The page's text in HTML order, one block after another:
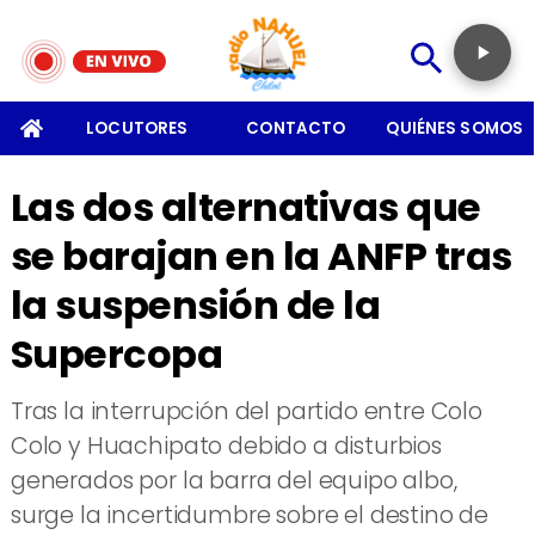
LOCUTORES CONTACTO QUIÉNES SOMOS
Las dos alternativas que
se barajan en la ANFP tras
la suspensión de la
Supercopa
Tras la interrupción del partido entre Colo
Colo y Huachipato debido a disturbios
generados por la barra del equipo albo,
surge la incertidumbre sobre el destino de